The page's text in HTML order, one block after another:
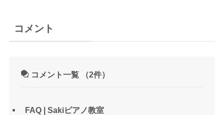
コメント
コメント一覧 （2件）
FAQ | Sakiピアノ教室